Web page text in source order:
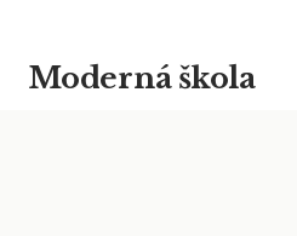
Moderná škola